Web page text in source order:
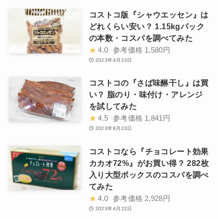
コストコ版『シャウエッセン』は
どれくらい安い？ 1.15kgパック
の本数・コスパを調べてみた
★ 4.0 参考価格 1,580円
2023年4月23日
コストコの『さば味醂干し』は買
い？ 脂のり・味付け・アレンジ
を試してみた
★ 4.5 参考価格 1,841円
2023年8月23日
コストコなら『チョコレート効果
カカオ72%』がお買い得？ 282枚
入り大型ボックスのコスパを調べ
てみた
★ 4.0 参考価格 2,928円
2023年4月22日